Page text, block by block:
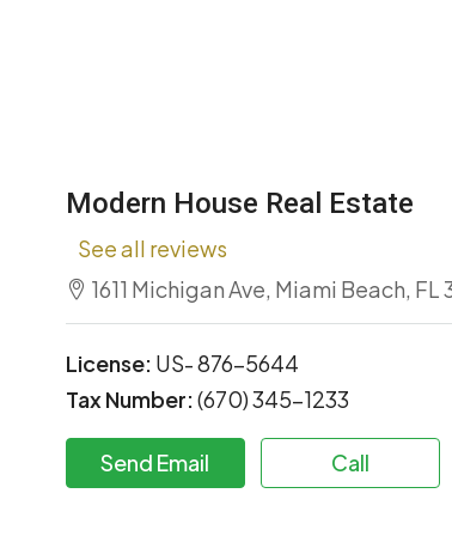
Modern House Real Estate
See all reviews
1611 Michigan Ave, Miami Beach, FL
License: US- 876-5644
Tax Number:(670) 345-1233
Send Email Call